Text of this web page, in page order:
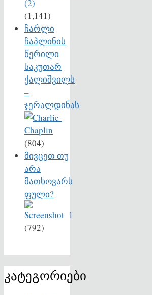
(1,141)
ჩარლი
ჩაპლინის
წერილი
საკუთარ
ქალიშვილს
–
ჯერალდინას
(804)
მივცეთ თუ
არა
მათხოვარს
ფული?
(792)
კატეგორიები